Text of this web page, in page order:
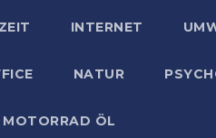
INTERNET
NATUR
MOTORRAD ÖL